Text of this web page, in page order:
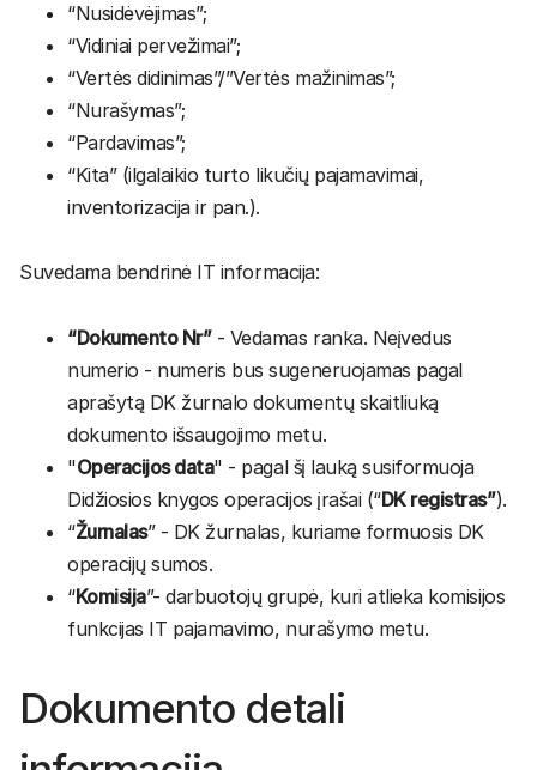
“Nusidėvėjimas”;
“Vidiniai pervežimai”;
“Vertės didinimas”/”Vertės mažinimas”;
“Nurašymas”;
“Pardavimas”;
“Kita” (ilgalaikio turto likučių pajamavimai,
inventorizacija ir pan.).
Suvedama bendrinė IT informacija:
“Dokumento Nr”- Vedamas ranka. Neįvedus
numerio - numeris bus sugeneruojamas pagal
aprašytą DK žurnalo dokumentų skaitliuką
dokumento išsaugojimo metu.
"Operacijos data" - pagal šį lauką susiformuoja
Didžiosios knygos operacijos įrašai (“DK registras”).
“Žurnalas” - DK žurnalas, kuriame formuosis DK
operacijų sumos.
“Komisija”- darbuotojų grupė, kuri atlieka komisijos
funkcijas IT pajamavimo, nurašymo metu.
Dokumento detali